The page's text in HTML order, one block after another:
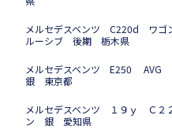
メルセデスベンツ C220d ワ
ルーシブ 後期 栃木県
メルセデスベンツ E250
銀 東京都
メルセデスベンツ １９ｙ Ｃ
ン 銀 愛知県